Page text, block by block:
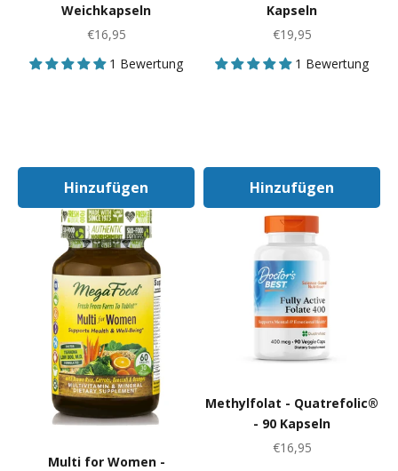
Weichkapseln
Angebot
€16,95
1 Bewertung
In Den Warenkorb
Hinzufügen
Kapseln
Angebot
€19,95
1 Bewertung
In Den
Hinzufügen
Multi for Women -
Methylfolat - Quatrefolic®
- 90 Kapseln
Angebot
€16,95